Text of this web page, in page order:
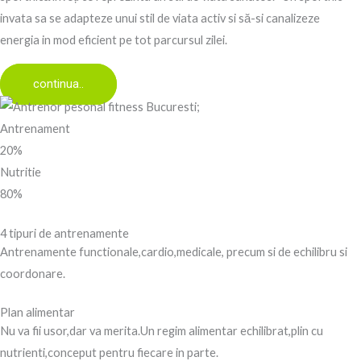
invata sa se adapteze unui stil de viata activ si să-si canalizeze
energia in mod eficient pe tot parcursul zilei.
continua..
Antrenament
20%
Nutritie
80%
4 tipuri de antrenamente
Antrenamente functionale,cardio,medicale, precum si de echilibru si
coordonare.
Plan alimentar
Nu va fii usor,dar va merita.Un regim alimentar echilibrat,plin cu
nutrienti,conceput pentru fiecare in parte.